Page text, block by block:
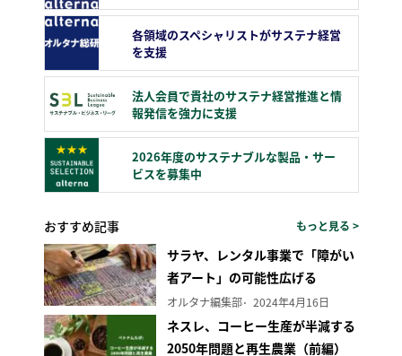
各領域のスペシャリストがサステナ経営
を支援
法人会員で貴社のサステナ経営推進と情
報発信を強力に支援
2026年度のサステナブルな製品・サー
ビスを募集中
おすすめ記事 もっと見る >
サラヤ、レンタル事業で「障がい
者アート」の可能性広げる
オルタナ編集部 2024年4月16日
ネスレ、コーヒー生産が半減する
2050年問題と再生農業（前編）